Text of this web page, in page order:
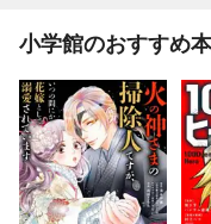
小学館のおすすめ本